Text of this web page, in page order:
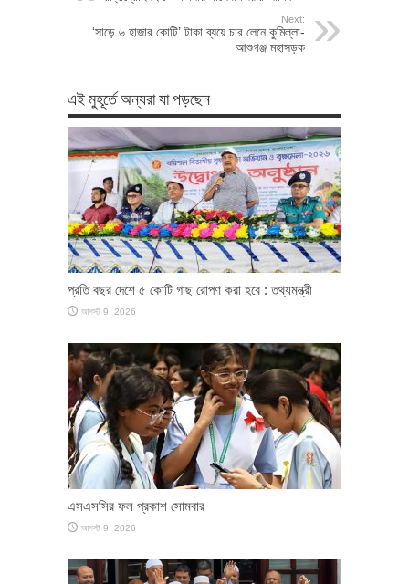
Next:
‘সাড়ে ৬ হাজার কোটি’ টাকা ব্যয়ে চার লেনে কুমিল্লা-
আশুগঞ্জ মহাসড়ক
এই মুহূর্তে অন্যরা যা পড়ছেন
প্রতি বছর দেশে ৫ কোটি গাছ রোপণ করা হবে : তথ্যমন্ত্রী
আগস্ট 9, 2026
এসএসসির ফল প্রকাশ সোমবার
আগস্ট 9, 2026